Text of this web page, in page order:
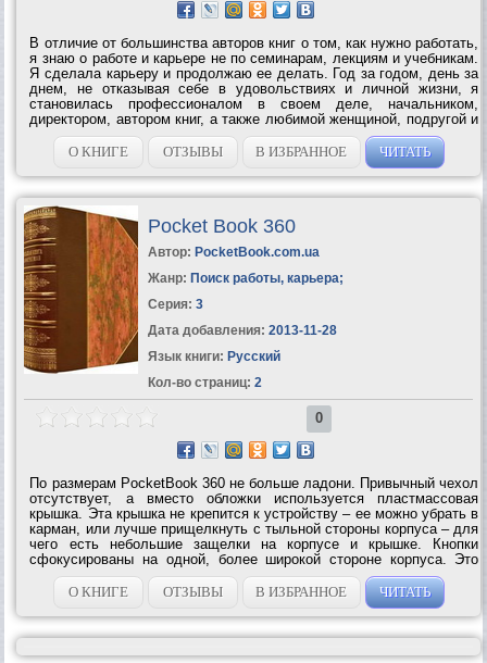
В отличие от большинства авторов книг о том, как нужно работать,
я знаю о работе и карьере не по семинарам, лекциям и учебникам.
Я сделала карьеру и продолжаю ее делать. Год за годом, день за
днем, не отказывая себе в удовольствиях и личной жизни, я
становилась профессионалом в своем деле, начальником,
директором, автором книг, а также любимой женщиной, подругой и
мамой. Именно поэтому мне смешно и грустно смотреть на
обложки книг для...
О КНИГЕ ОТЗЫВЫ В ИЗБРАННОЕ ЧИТАТЬ
Pocket Book 360
Автор: PocketBook.com.ua
Жанр: Поиск работы, карьера;
Серия: 3
Дата добавления: 2013-11-28
Язык книги: Русский
Кол-во страниц: 2
0
По размерам PocketBook 360 не больше ладони. Привычный чехол
отсутствует, а вместо обложки используется пластмассовая
крышка. Эта крышка не крепится к устройству – ее можно убрать в
карман, или лучше прищелкнуть с тыльной стороны корпуса – для
чего есть небольшие защелки на корпусе и крышке. Кнопки
сфокусированы на одной, более широкой стороне корпуса. Это
позволило сузить корпус с других сторон.Управление PocketBook
360 разработчики...
О КНИГЕ ОТЗЫВЫ В ИЗБРАННОЕ ЧИТАТЬ